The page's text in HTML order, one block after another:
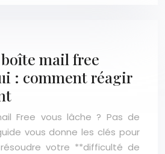
mail free
: comment réagir
Free vous lâche ? Pas de
vous donne les clés pour
votre **difficulté de